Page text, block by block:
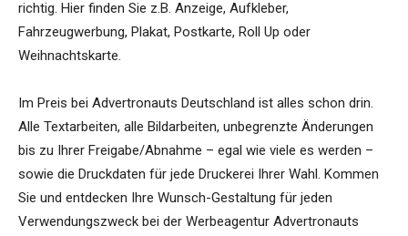
richtig. Hier finden Sie z.B. Anzeige, Aufkleber,
Fahrzeugwerbung, Plakat, Postkarte, Roll Up oder
Weihnachtskarte.
Im Preis bei Advertronauts Deutschland ist alles schon drin.
Alle Textarbeiten, alle Bildarbeiten, unbegrenzte Änderungen
bis zu Ihrer Freigabe/Abnahme – egal wie viele es werden –
sowie die Druckdaten für jede Druckerei Ihrer Wahl. Kommen
Sie und entdecken Ihre Wunsch-Gestaltung für jeden
Verwendungszweck bei der Werbeagentur Advertronauts